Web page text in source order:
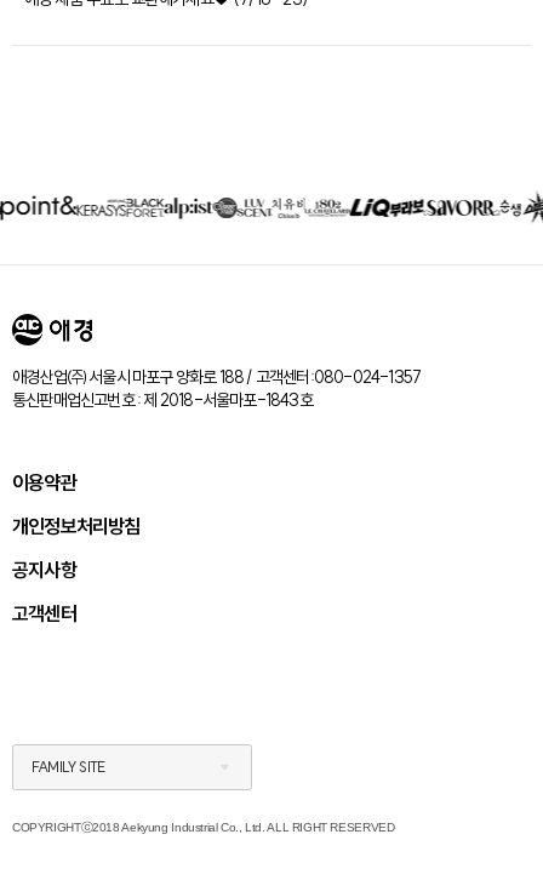
제휴회사
리스트
애경산업㈜ 서울시 마포구 양화로 188 / 고객센터:080-024-1357
통신판매업신고번호 : 제 2018-서울마포-1843호
이용약관
개인정보처리방침
공지사항
고객센터
FAMILY SITE
COPYRIGHTⓒ2018 Aekyung Industrial Co., Ltd. ALL RIGHT RESERVED